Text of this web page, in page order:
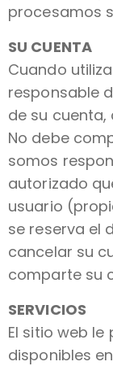
procesamos
SU CUENTA
Cuando
responsable
de su
No debe
somos
autorizado
usuario
se reserva el
cancelar su
comparte su
SERVICIOS
El sitio web
disponibles